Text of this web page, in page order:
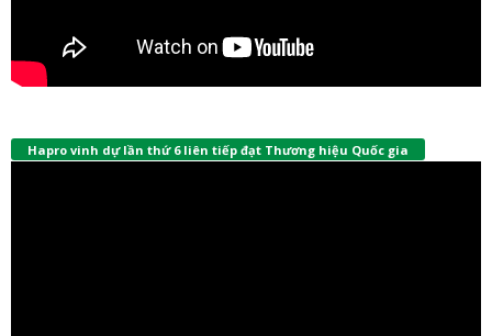
Hapro vinh dự lần thứ 6 liên tiếp đạt Thương hiệu Quốc gia